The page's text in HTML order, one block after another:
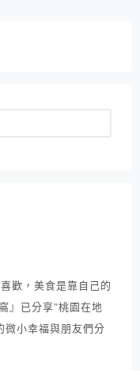
歡，美食是靠自己的
』已分享"桃園在地
微小幸福與朋友們分